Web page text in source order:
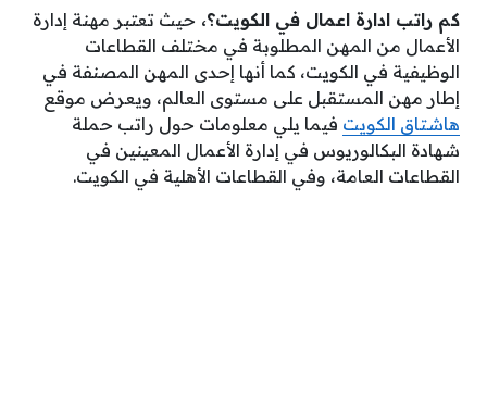
كم راتب ادارة اعمال في الكويت؟، حيث تعتبر مهنة إدارة
الأعمال من المهن المطلوبة في مختلف القطاعات
الوظيفية في الكويت، كما أنها إحدى المهن المصنفة في
إطار مهن المستقبل على مستوى العالم، ويعرض موقع
هاشتاق الكويت فيما يلي معلومات حول راتب حملة
شهادة البكالوريوس في إدارة الأعمال المعينين في
القطاعات العامة، وفي القطاعات الأهلية في الكويت.